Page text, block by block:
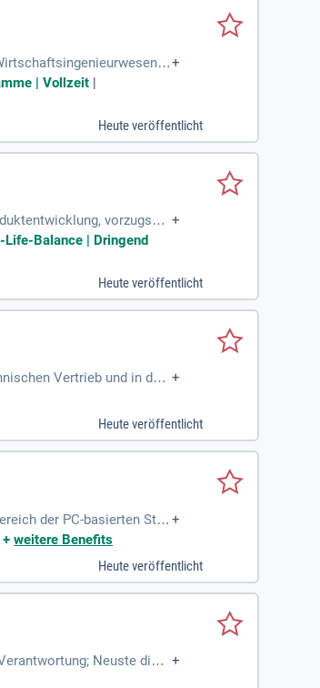
+
| Vollzeit |
Heute veröffentlicht
vorzugswe +
Balance | Dringend
Heute veröffentlicht
Vertrieb und in der +
Heute veröffentlicht
der PC-basierten Steu +
+weitere Benefits
Heute veröffentlicht
Neuste digit +